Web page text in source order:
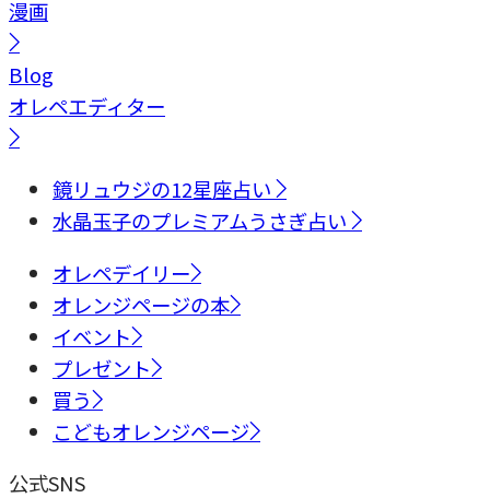
漫画
Blog
オレペエディター
鏡リュウジの12星座占い
水晶玉子のプレミアムうさぎ占い
オレペデイリー
オレンジページの本
イベント
プレゼント
買う
こどもオレンジページ
公式SNS